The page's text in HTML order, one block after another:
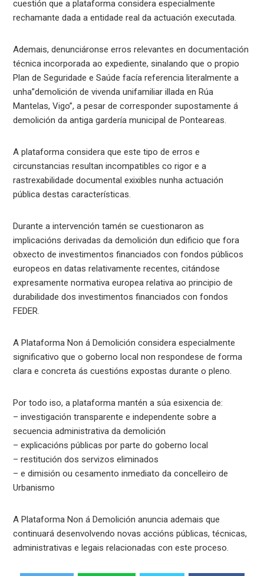
cuestión que a plataforma considera especialmente
rechamante dada a entidade real da actuación executada.
Ademais, denunciáronse erros relevantes en documentación
técnica incorporada ao expediente, sinalando que o propio
Plan de Seguridade e Saúde facía referencia literalmente a
unha”demolición de vivenda unifamiliar illada en Rúa
Mantelas, Vigo”, a pesar de corresponder supostamente á
demolición da antiga gardería municipal de Ponteareas.
A plataforma considera que este tipo de erros e
circunstancias resultan incompatibles co rigor e a
rastrexabilidade documental exixibles nunha actuación
pública destas características.
Durante a intervención tamén se cuestionaron as
implicacións derivadas da demolición dun edificio que fora
obxecto de investimentos financiados con fondos públicos
europeos en datas relativamente recentes, citándose
expresamente normativa europea relativa ao principio de
durabilidade dos investimentos financiados con fondos
FEDER.
A Plataforma Non á Demolición considera especialmente
significativo que o goberno local non respondese de forma
clara e concreta ás cuestións expostas durante o pleno.
Por todo iso, a plataforma mantén a súa esixencia de:
– investigación transparente e independente sobre a
secuencia administrativa da demolición
– explicacións públicas por parte do goberno local
– restitución dos servizos eliminados
– e dimisión ou cesamento inmediato da concelleiro de
Urbanismo
A Plataforma Non á Demolición anuncia ademais que
continuará desenvolvendo novas accións públicas, técnicas,
administrativas e legais relacionadas con este proceso.